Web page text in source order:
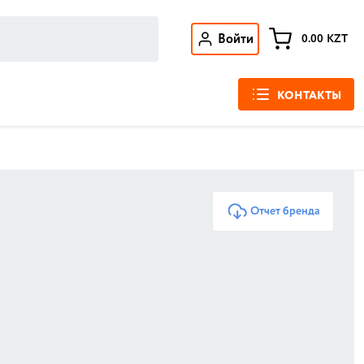
Войти 0.00 KZT
КОНТАКТЫ
Отчет бренда